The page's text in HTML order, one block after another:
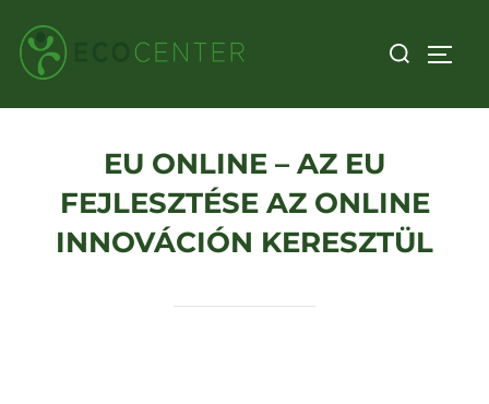
content
Search
EU ONLINE – AZ EU
FEJLESZTÉSE AZ ONLINE
INNOVÁCIÓN KERESZTÜL